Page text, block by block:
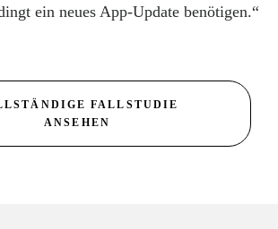
ein neues App-Update benötigen.“
FALLSTUDIE
ANSEHEN